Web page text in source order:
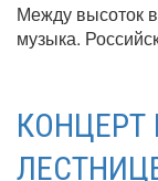
Между высоток
музыка.